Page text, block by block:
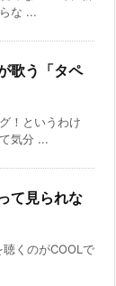
な ...
歌う「タペ
！というわけ
気分 ...
て見られな
くのがCOOLで